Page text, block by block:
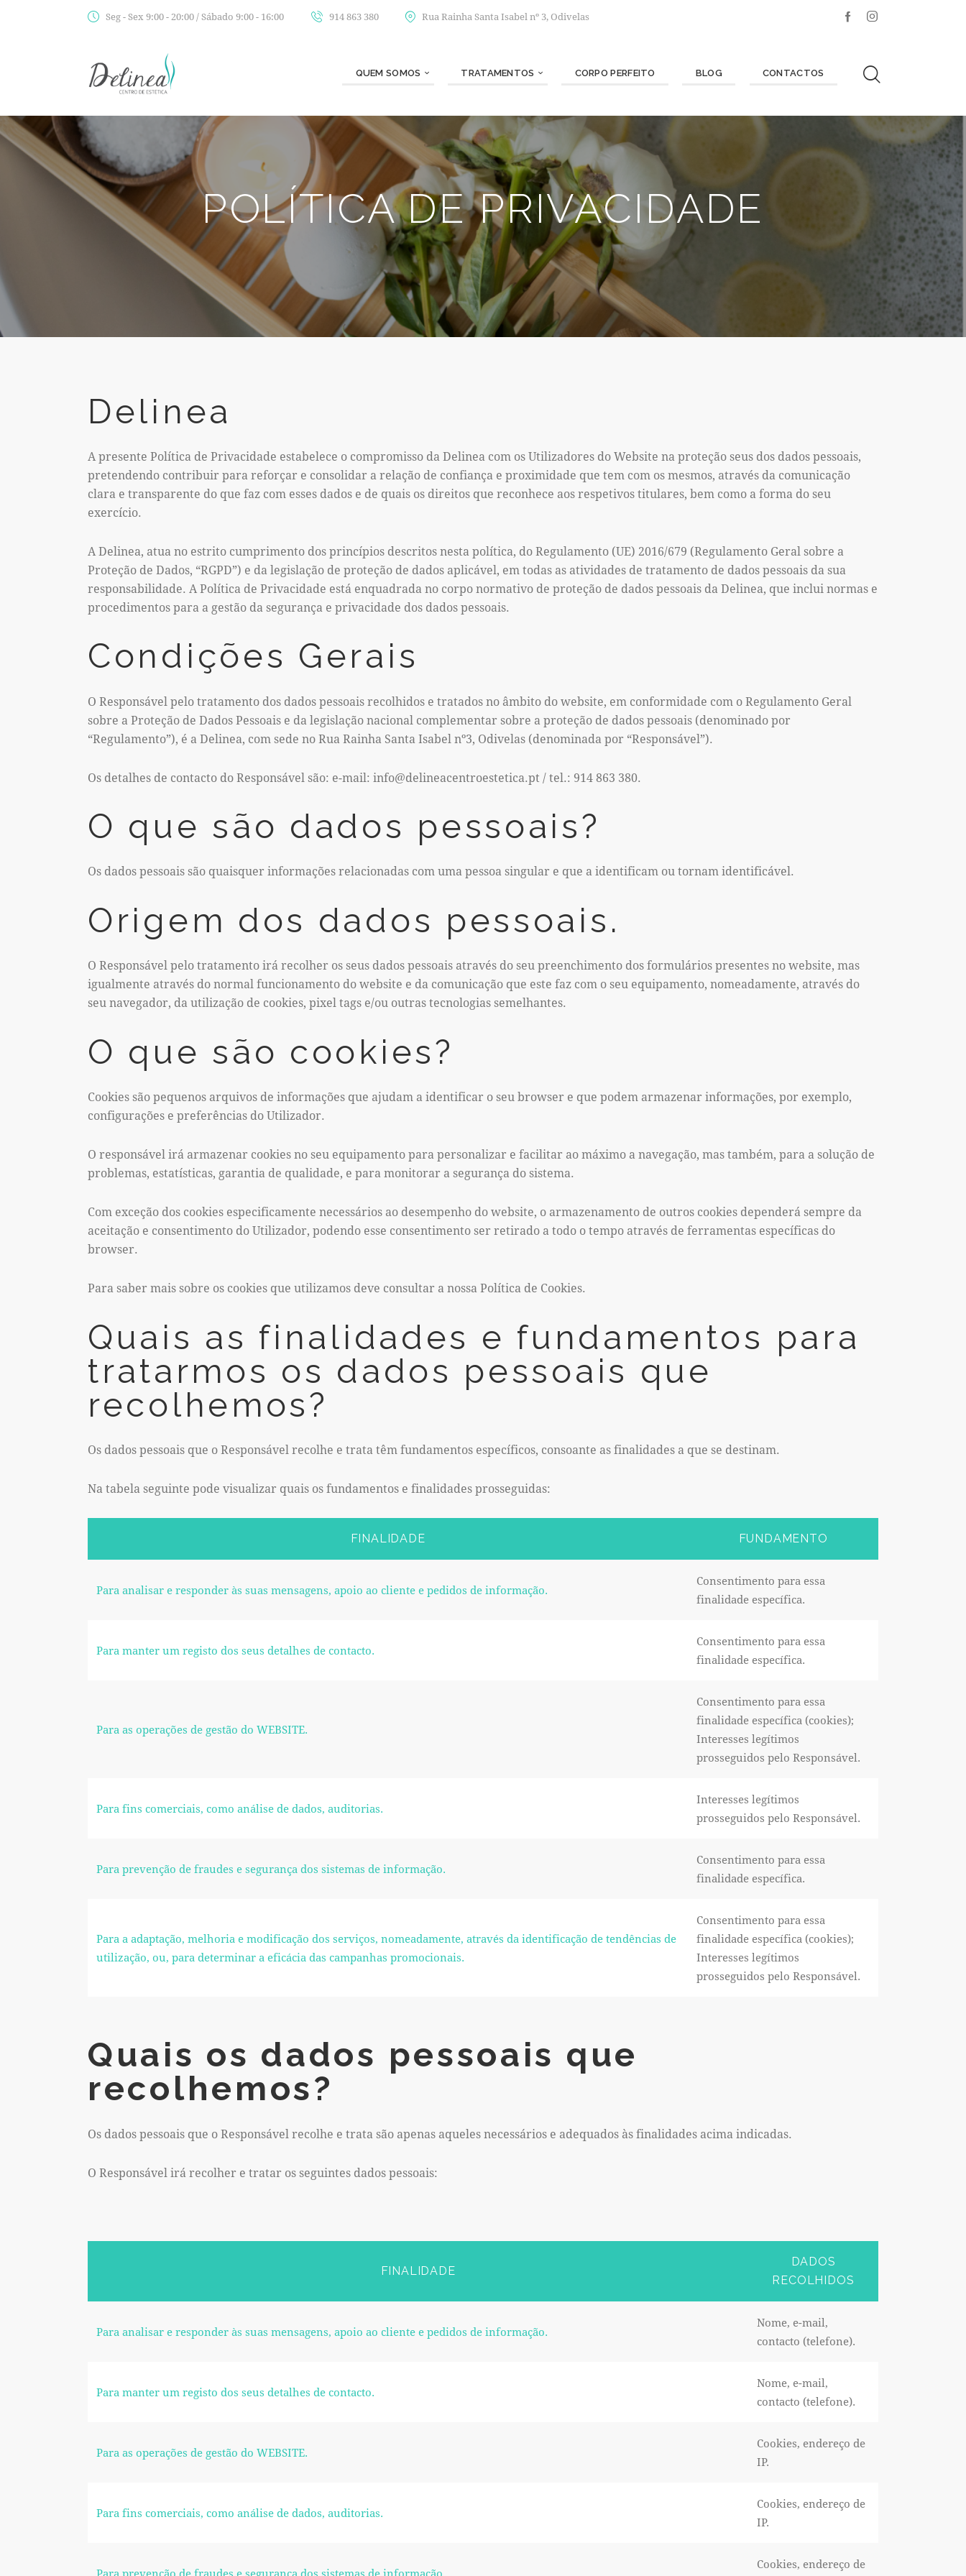
Seg - Sex 9:00 - 20:00 / Sábado 9:00 - 16:00 914 863 380 Rua Rainha Santa Isabel nº 3, Odivelas
QUEM SOMOS TRATAMENTOS CORPO PERFEITO BLOG CONTACTOS
POLÍTICA DE PRIVACIDADE
Delinea
A presente Política de Privacidade estabelece o compromisso da Delinea com os Utilizadores do Website na proteção seus dos dados pessoais,
pretendendo contribuir para reforçar e consolidar a relação de confiança e proximidade que tem com os mesmos, através da comunicação
clara e transparente do que faz com esses dados e de quais os direitos que reconhece aos respetivos titulares, bem como a forma do seu
exercício.
A Delinea, atua no estrito cumprimento dos princípios descritos nesta política, do Regulamento (UE) 2016/679 (Regulamento Geral sobre a
Proteção de Dados, “RGPD”) e da legislação de proteção de dados aplicável, em todas as atividades de tratamento de dados pessoais da sua
responsabilidade. A Política de Privacidade está enquadrada no corpo normativo de proteção de dados pessoais da Delinea, que inclui normas e
procedimentos para a gestão da segurança e privacidade dos dados pessoais.
Condições Gerais
O Responsável pelo tratamento dos dados pessoais recolhidos e tratados no âmbito do website, em conformidade com o Regulamento Geral
sobre a Proteção de Dados Pessoais e da legislação nacional complementar sobre a proteção de dados pessoais (denominado por
“Regulamento”), é a Delinea, com sede no Rua Rainha Santa Isabel nº3, Odivelas (denominada por “Responsável”).
Os detalhes de contacto do Responsável são: e-mail: info@delineacentroestetica.pt / tel.: 914 863 380.
O que são dados pessoais?
Os dados pessoais são quaisquer informações relacionadas com uma pessoa singular e que a identificam ou tornam identificável.
Origem dos dados pessoais.
O Responsável pelo tratamento irá recolher os seus dados pessoais através do seu preenchimento dos formulários presentes no website, mas
igualmente através do normal funcionamento do website e da comunicação que este faz com o seu equipamento, nomeadamente, através do
seu navegador, da utilização de cookies, pixel tags e/ou outras tecnologias semelhantes.
O que são cookies?
Cookies são pequenos arquivos de informações que ajudam a identificar o seu browser e que podem armazenar informações, por exemplo,
configurações e preferências do Utilizador.
O responsável irá armazenar cookies no seu equipamento para personalizar e facilitar ao máximo a navegação, mas também, para a solução de
problemas, estatísticas, garantia de qualidade, e para monitorar a segurança do sistema.
Com exceção dos cookies especificamente necessários ao desempenho do website, o armazenamento de outros cookies dependerá sempre da
aceitação e consentimento do Utilizador, podendo esse consentimento ser retirado a todo o tempo através de ferramentas específicas do
browser.
Para saber mais sobre os cookies que utilizamos deve consultar a nossa Política de Cookies.
Quais as finalidades e fundamentos para
tratarmos os dados pessoais que
recolhemos?
Os dados pessoais que o Responsável recolhe e trata têm fundamentos específicos, consoante as finalidades a que se destinam.
Na tabela seguinte pode visualizar quais os fundamentos e finalidades prosseguidas:
FINALIDADE FUNDAMENTO
Para analisar e responder às suas mensagens, apoio ao cliente e pedidos de informação.
Consentimento para essa
finalidade específica.
Para manter um registo dos seus detalhes de contacto.
Consentimento para essa
finalidade específica.
Para as operações de gestão do WEBSITE.
Consentimento para essa
finalidade específica (cookies);
Interesses legítimos
prosseguidos pelo Responsável.
Para fins comerciais, como análise de dados, auditorias.
Interesses legítimos
prosseguidos pelo Responsável.
Para prevenção de fraudes e segurança dos sistemas de informação.
Consentimento para essa
finalidade específica.
Para a adaptação, melhoria e modificação dos serviços, nomeadamente, através da identificação de tendências de
utilização, ou, para determinar a eficácia das campanhas promocionais.
Consentimento para essa
finalidade específica (cookies);
Interesses legítimos
prosseguidos pelo Responsável.
Quais os dados pessoais que
recolhemos?
Os dados pessoais que o Responsável recolhe e trata são apenas aqueles necessários e adequados às finalidades acima indicadas.
O Responsável irá recolher e tratar os seguintes dados pessoais:
FINALIDADE
DADOS
RECOLHIDOS
Para analisar e responder às suas mensagens, apoio ao cliente e pedidos de informação.
Nome, e-mail,
contacto (telefone).
Para manter um registo dos seus detalhes de contacto.
Nome, e-mail,
contacto (telefone).
Para as operações de gestão do WEBSITE.
Cookies, endereço de
IP.
Para fins comerciais, como análise de dados, auditorias.
Cookies, endereço de
IP.
Para prevenção de fraudes e segurança dos sistemas de informação.
Cookies, endereço de